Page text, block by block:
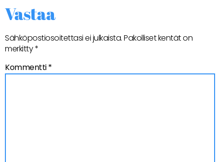
Vastaa
Sähköpostiosoitettasi ei julkaista.Pakolliset kentät on
merkitty*
Kommentti*